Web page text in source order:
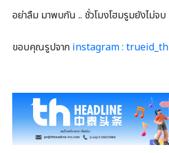
อย่าลืม มาพบกัน .. ชั่วโมงโฮมรูมยังไม่จบ
ขอบคุณรูปจาก instagram : trueid_th